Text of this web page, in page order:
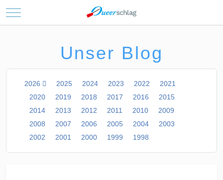
Mobile Menu Toggle
Unser Blog
2026 2025 2024 2023 2022
2021
2020
2019 2018 2017 2016
2015
2014
2013 2012 2011 2010
2009
2008
2007 2006 2005 2004
2003
2002
2001 2000 1999 1998